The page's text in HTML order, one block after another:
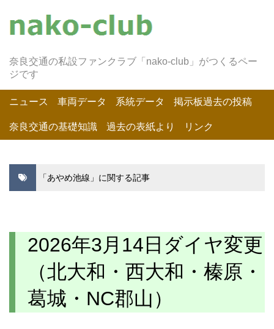
奈良交通の私設ファンクラブ「nako-club」がつくるペー
ジです
ニュース 車両データ 系統データ 掲示板過去の投稿
奈良交通の基礎知識 過去の表紙より リンク
「あやめ池線」に関する記事
2026年3月14日ダイヤ変更
（北大和・西大和・榛原・
葛城・NC郡山）